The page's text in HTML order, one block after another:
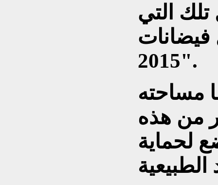
التي
فيضانات
2015".
مساحته
هكتار من هذه
لحماية